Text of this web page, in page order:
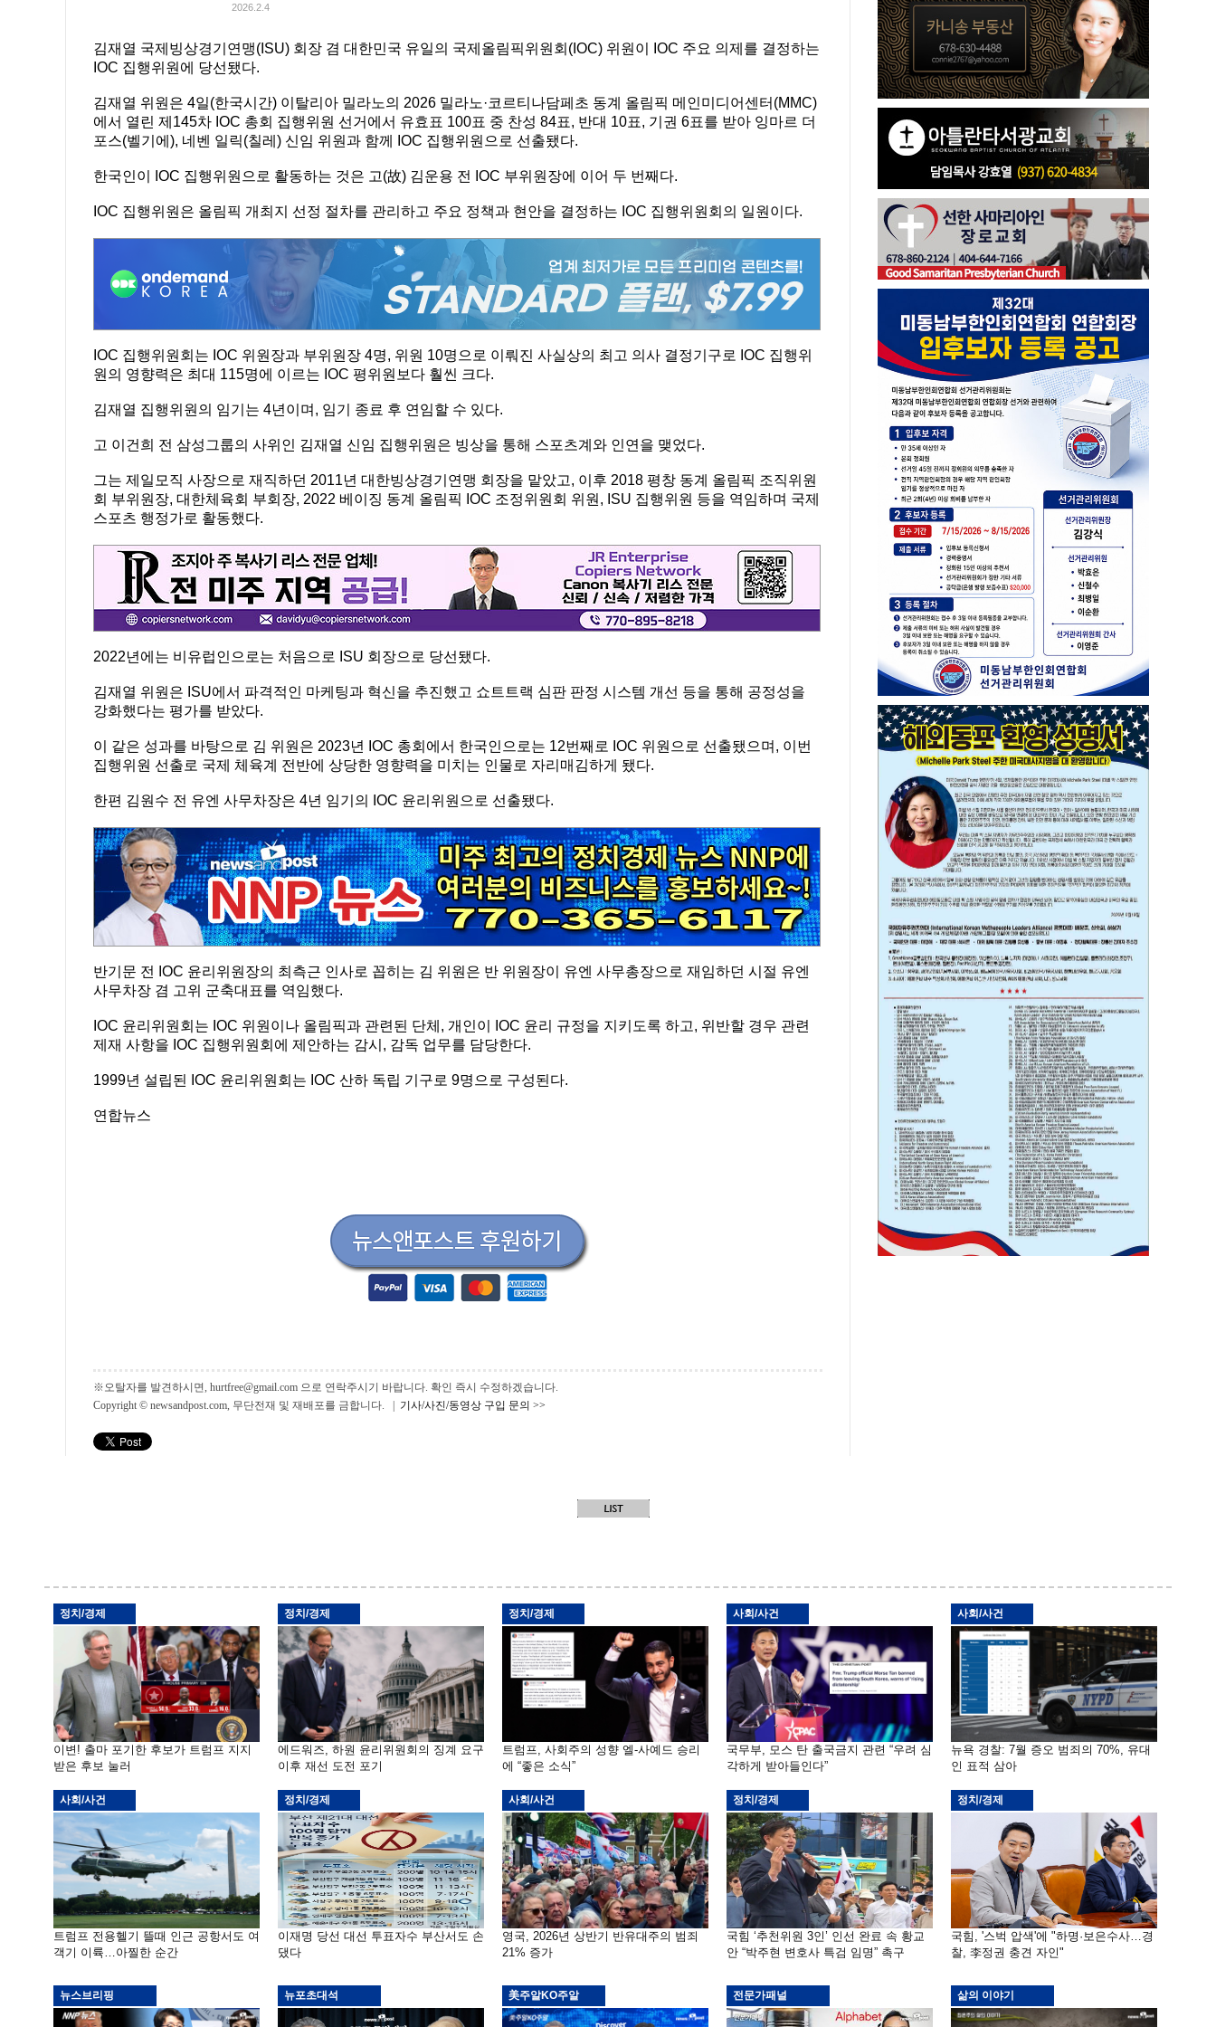
2026.2.4
김재열 국제빙상경기연맹(ISU) 회장 겸 대한민국 유일의 국제올림픽위원회(IOC) 위원이 IOC 주요 의제를 결정하는
IOC 집행위원에 당선됐다.
김재열 위원은 4일(한국시간) 이탈리아 밀라노의 2026 밀라노·코르티나담페초 동계 올림픽 메인미디어센터(MMC)
에서 열린 제145차 IOC 총회 집행위원 선거에서 유효표 100표 중 찬성 84표, 반대 10표, 기권 6표를 받아 잉마르 더
포스(벨기에), 네벤 일릭(칠레) 신임 위원과 함께 IOC 집행위원으로 선출됐다.
한국인이 IOC 집행위원으로 활동하는 것은 고(故) 김운용 전 IOC 부위원장에 이어 두 번째다.
IOC 집행위원은 올림픽 개최지 선정 절차를 관리하고 주요 정책과 현안을 결정하는 IOC 집행위원회의 일원이다.
IOC 집행위원회는 IOC 위원장과 부위원장 4명, 위원 10명으로 이뤄진 사실상의 최고 의사 결정기구로 IOC 집행위
원의 영향력은 최대 115명에 이르는 IOC 평위원보다 훨씬 크다.
김재열 집행위원의 임기는 4년이며, 임기 종료 후 연임할 수 있다.
고 이건희 전 삼성그룹의 사위인 김재열 신임 집행위원은 빙상을 통해 스포츠계와 인연을 맺었다.
그는 제일모직 사장으로 재직하던 2011년 대한빙상경기연맹 회장을 맡았고, 이후 2018 평창 동계 올림픽 조직위원
회 부위원장, 대한체육회 부회장, 2022 베이징 동계 올림픽 IOC 조정위원회 위원, ISU 집행위원 등을 역임하며 국제
스포츠 행정가로 활동했다.
2022년에는 비유럽인으로는 처음으로 ISU 회장으로 당선됐다.
김재열 위원은 ISU에서 파격적인 마케팅과 혁신을 추진했고 쇼트트랙 심판 판정 시스템 개선 등을 통해 공정성을
강화했다는 평가를 받았다.
이 같은 성과를 바탕으로 김 위원은 2023년 IOC 총회에서 한국인으로는 12번째로 IOC 위원으로 선출됐으며, 이번
집행위원 선출로 국제 체육계 전반에 상당한 영향력을 미치는 인물로 자리매김하게 됐다.
한편 김원수 전 유엔 사무차장은 4년 임기의 IOC 윤리위원으로 선출됐다.
반기문 전 IOC 윤리위원장의 최측근 인사로 꼽히는 김 위원은 반 위원장이 유엔 사무총장으로 재임하던 시절 유엔
사무차장 겸 고위 군축대표를 역임했다.
IOC 윤리위원회는 IOC 위원이나 올림픽과 관련된 단체, 개인이 IOC 윤리 규정을 지키도록 하고, 위반할 경우 관련
제재 사항을 IOC 집행위원회에 제안하는 감시, 감독 업무를 담당한다.
1999년 설립된 IOC 윤리위원회는 IOC 산하 독립 기구로 9명으로 구성된다.
연합뉴스
※오탈자를 발견하시면, hurtfree@gmail.com 으로 연락주시기 바랍니다. 확인 즉시 수정하겠습니다.
Copyright © newsandpost.com, 무단전재 및 재배포를 금합니다. | 기사/사진/동영상 구입 문의 >>
정치/경제
이변! 출마 포기한 후보가 트럼프 지지
받은 후보 눌러
정치/경제
에드워즈, 하원 윤리위원회의 징계 요구
이후 재선 도전 포기
정치/경제
트럼프, 사회주의 성향 엘-사예드 승리
에 “좋은 소식”
사회/사건
국무부, 모스 탄 출국금지 관련 “우려 심
각하게 받아들인다”
사회/사건
뉴욕 경찰: 7월 증오 범죄의 70%, 유대
인 표적 삼아
사회/사건
트럼프 전용헬기 뜰때 인근 공항서도 여
객기 이륙…아찔한 순간
정치/경제
이재명 당선 대선 투표자수 부산서도 손
댔다
사회/사건
영국, 2026년 상반기 반유대주의 범죄
21% 증가
정치/경제
국힘 ‘추천위원 3인’ 인선 완료 속 황교
안 “박주현 변호사 특검 임명” 촉구
정치/경제
국힘, '스벅 압색'에 "하명·보은수사…경
찰, 李정권 충견 자인"
뉴스브리핑 뉴포초대석 美주알KO주알 전문가패널 삶의 이야기